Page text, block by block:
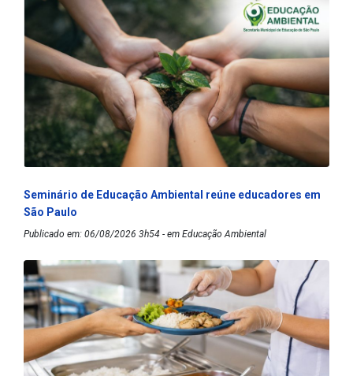
Seminário de Educação Ambiental reúne educadores em
São Paulo
Publicado em: 06/08/2026 3h54 - em Educação Ambiental